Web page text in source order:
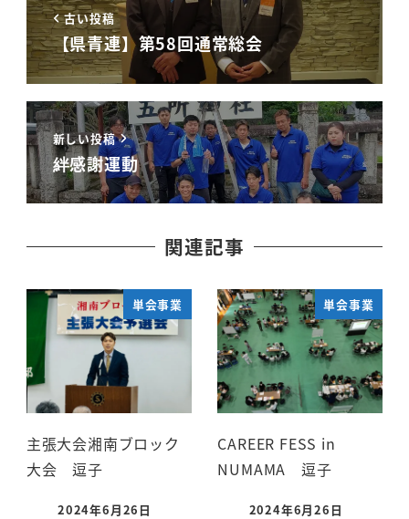
古い投稿
【県青連】第58回通常総会
新しい投稿
絆感謝運動
関連記事
単会事業
主張大会湘南ブロック
大会 逗子
2024年6月26日
単会事業
CAREER FESS in
NUMAMA 逗子
2024年6月26日